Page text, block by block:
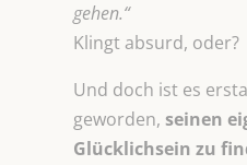
gehen.“
Klingt absurd, oder?
Und doch ist es
geworden, seinen
Glücklichsein zu